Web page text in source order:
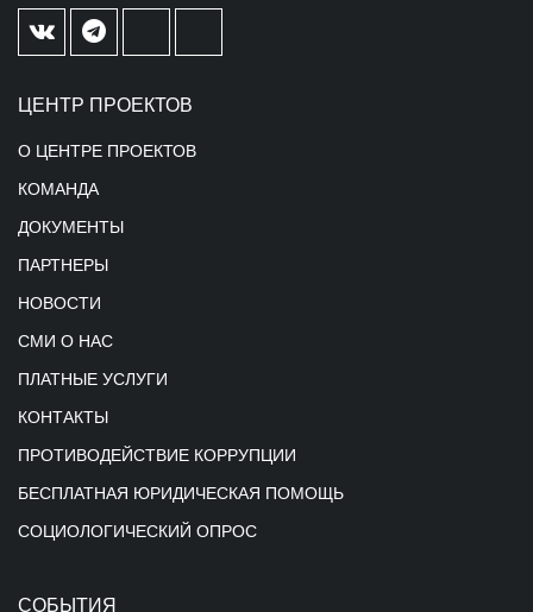
ЦЕНТР ПРОЕКТОВ
О ЦЕНТРЕ ПРОЕКТОВ
КОМАНДА
ДОКУМЕНТЫ
ПАРТНЕРЫ
НОВОСТИ
СМИ О НАС
ПЛАТНЫЕ УСЛУГИ
КОНТАКТЫ
ПРОТИВОДЕЙСТВИЕ КОРРУПЦИИ
БЕСПЛАТНАЯ ЮРИДИЧЕСКАЯ ПОМОЩЬ
СОЦИОЛОГИЧЕСКИЙ ОПРОС
СОБЫТИЯ